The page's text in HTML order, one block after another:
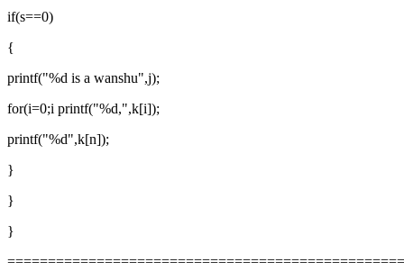
if(s==0)
{
printf("%d is a wanshu",j);
for(i=0;i printf("%d,",k[i]);
printf("%d",k[n]);
}
}
}